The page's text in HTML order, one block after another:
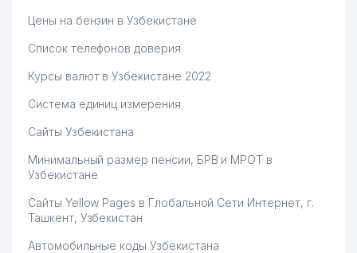
Цены на бензин в Узбекистане
Список телефонов доверия
Курсы валют в Узбекистане 2022
Система единиц измерения
Сайты Узбекистана
Минимальный размер пенсии, БРВ и МРОТ в
Узбекистане
Сайты Yellow Pages в Глобальной Сети Интернет, г.
Ташкент, Узбекистан
Автомобильные коды Узбекистана